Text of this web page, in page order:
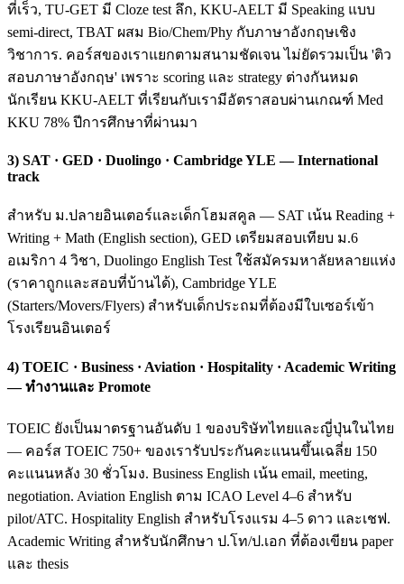
ที่เร็ว, TU-GET มี Cloze test ลึก, KKU-AELT มี Speaking แบบ
semi-direct, TBAT ผสม Bio/Chem/Phy กับภาษาอังกฤษเชิง
วิชาการ. คอร์สของเราแยกตามสนามชัดเจน ไม่ยัดรวมเป็น 'ติว
สอบภาษาอังกฤษ' เพราะ scoring และ strategy ต่างกันหมด
นักเรียน KKU-AELT ที่เรียนกับเรามีอัตราสอบผ่านเกณฑ์ Med
KKU 78% ปีการศึกษาที่ผ่านมา
3) SAT · GED · Duolingo · Cambridge YLE — International
track
สำหรับ ม.ปลายอินเตอร์และเด็กโฮมสคูล — SAT เน้น Reading +
Writing + Math (English section), GED เตรียมสอบเทียบ ม.6
อเมริกา 4 วิชา, Duolingo English Test ใช้สมัครมหาลัยหลายแห่ง
(ราคาถูกและสอบที่บ้านได้), Cambridge YLE
(Starters/Movers/Flyers) สำหรับเด็กประถมที่ต้องมีใบเซอร์เข้า
โรงเรียนอินเตอร์
4) TOEIC · Business · Aviation · Hospitality · Academic Writing
— ทำงานและ Promote
TOEIC ยังเป็นมาตรฐานอันดับ 1 ของบริษัทไทยและญี่ปุ่นในไทย
— คอร์ส TOEIC 750+ ของเรารับประกันคะแนนขึ้นเฉลี่ย 150
คะแนนหลัง 30 ชั่วโมง. Business English เน้น email, meeting,
negotiation. Aviation English ตาม ICAO Level 4–6 สำหรับ
pilot/ATC. Hospitality English สำหรับโรงแรม 4–5 ดาว และเชฟ.
Academic Writing สำหรับนักศึกษา ป.โท/ป.เอก ที่ต้องเขียน paper
และ thesis